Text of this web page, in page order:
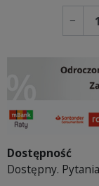
−
Dostępność
Dostępny.